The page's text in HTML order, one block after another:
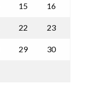
15 16
22 23
29 30